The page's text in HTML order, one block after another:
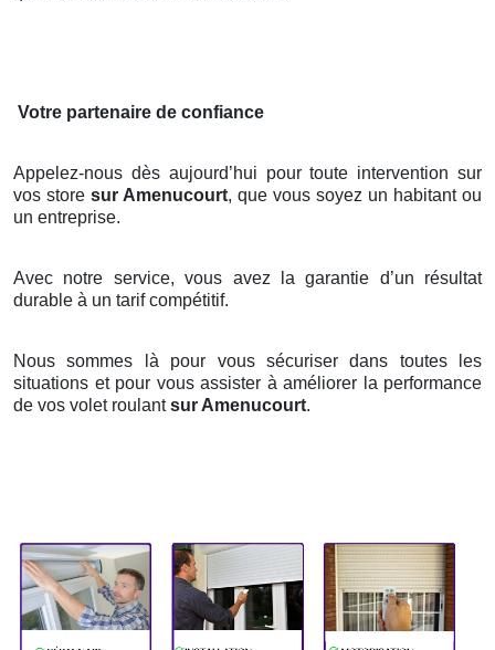
Votre partenaire de confiance
Appelez-nous dès aujourd’hui pour toute intervention sur
vos store sur Amenucourt, que vous soyez un habitant ou
un entreprise.
Avec notre service, vous avez la garantie d’un résultat
durable à un tarif compétitif.
Nous sommes là pour vous sécuriser dans toutes les
situations et pour vous assister à améliorer la performance
de vos volet roulantsur Amenucourt.